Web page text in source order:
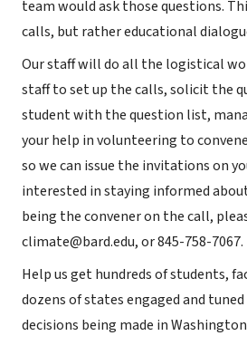
team would ask those questions.
calls, but rather educational
Our staff will do all the logistical
staff to set up the calls, solicit the
student with the question list,
your help in volunteering to
so we can issue the invitations on
interested in staying informed
being the convener on the call,
climate@bard.edu, or 845-758-7067.
Help us get hundreds of students,
dozens of states engaged and
decisions being made in